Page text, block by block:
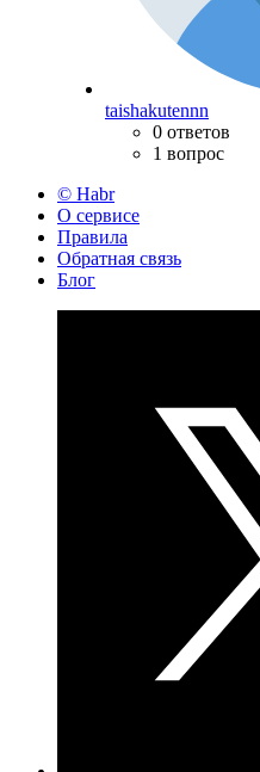
taishakutennn
0 ответов
1 вопрос
© Habr
О сервисе
Правила
Обратная связь
Блог